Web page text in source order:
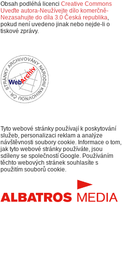
Obsah podléhá licenci Creative Commons
Uveďte autora-Neužívejte dílo komerčně-
Nezasahujte do díla 3.0 Česká republika,
pokud není uvedeno jinak nebo nejde-li o
tiskové zprávy.
Tyto webové stránky používají k poskytování
služeb, personalizaci reklam a analýze
návštěvnosti soubory cookie. Informace o tom,
jak tyto webové stránky používáte, jsou
sdíleny se společností Google. Používáním
těchto webových stránek souhlasíte s
použitím souborů cookie.